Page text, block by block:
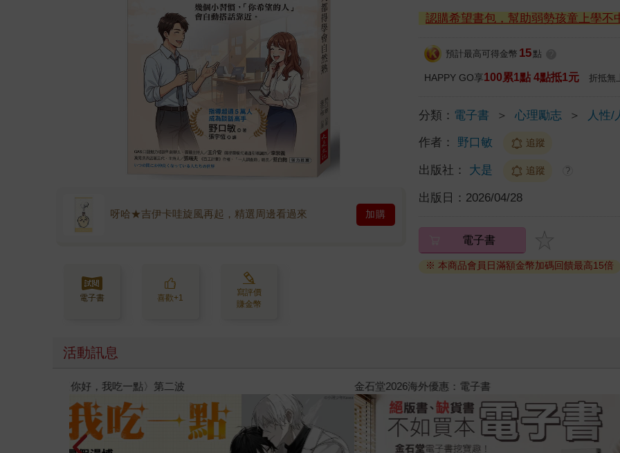
呀哈★吉伊卡哇旋風再起，精選周邊看過來 加購
電子書 喜歡+1
寫評價
賺金幣
認購希望書包，幫助弱勢孩童上學不
預計最高可得金幣 15 點
HAPPY GO享100累1點 4點抵1元 折抵無
分類： 電子書 ＞ 心理勵志 ＞ 人性/
作者： 野口敏 追蹤
出版社： 大是 追蹤 ?
出版日： 2026/04/28
電子書
※ 本商品會員日滿額金幣加碼回饋最高15倍
活動訊息